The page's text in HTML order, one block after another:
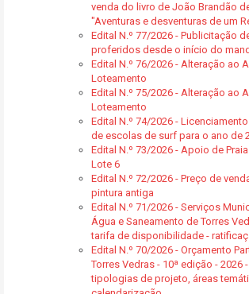
venda do livro de João Brandão
"Aventuras e desventuras de um
Edital N.º 77/2026 - Publicitação
proferidos desde o início do
Edital N.º 76/2026 - Alteração ao
Loteamento
Edital N.º 75/2026 - Alteração ao
Loteamento
Edital N.º 74/2026 -
de escolas de surf para o ano de
Edital N.º 73/2026 - Apoio de
Lote 6
Edital N.º 72/2026 - Preço de
pintura antiga
Edital N.º 71/2026 - Serviços
Água e Saneamento de Torres
tarifa de disponibilidade -
Edital N.º 70/2026 - Orçamento
Torres Vedras - 10ª edição - 2026
tipologias de projeto, áreas